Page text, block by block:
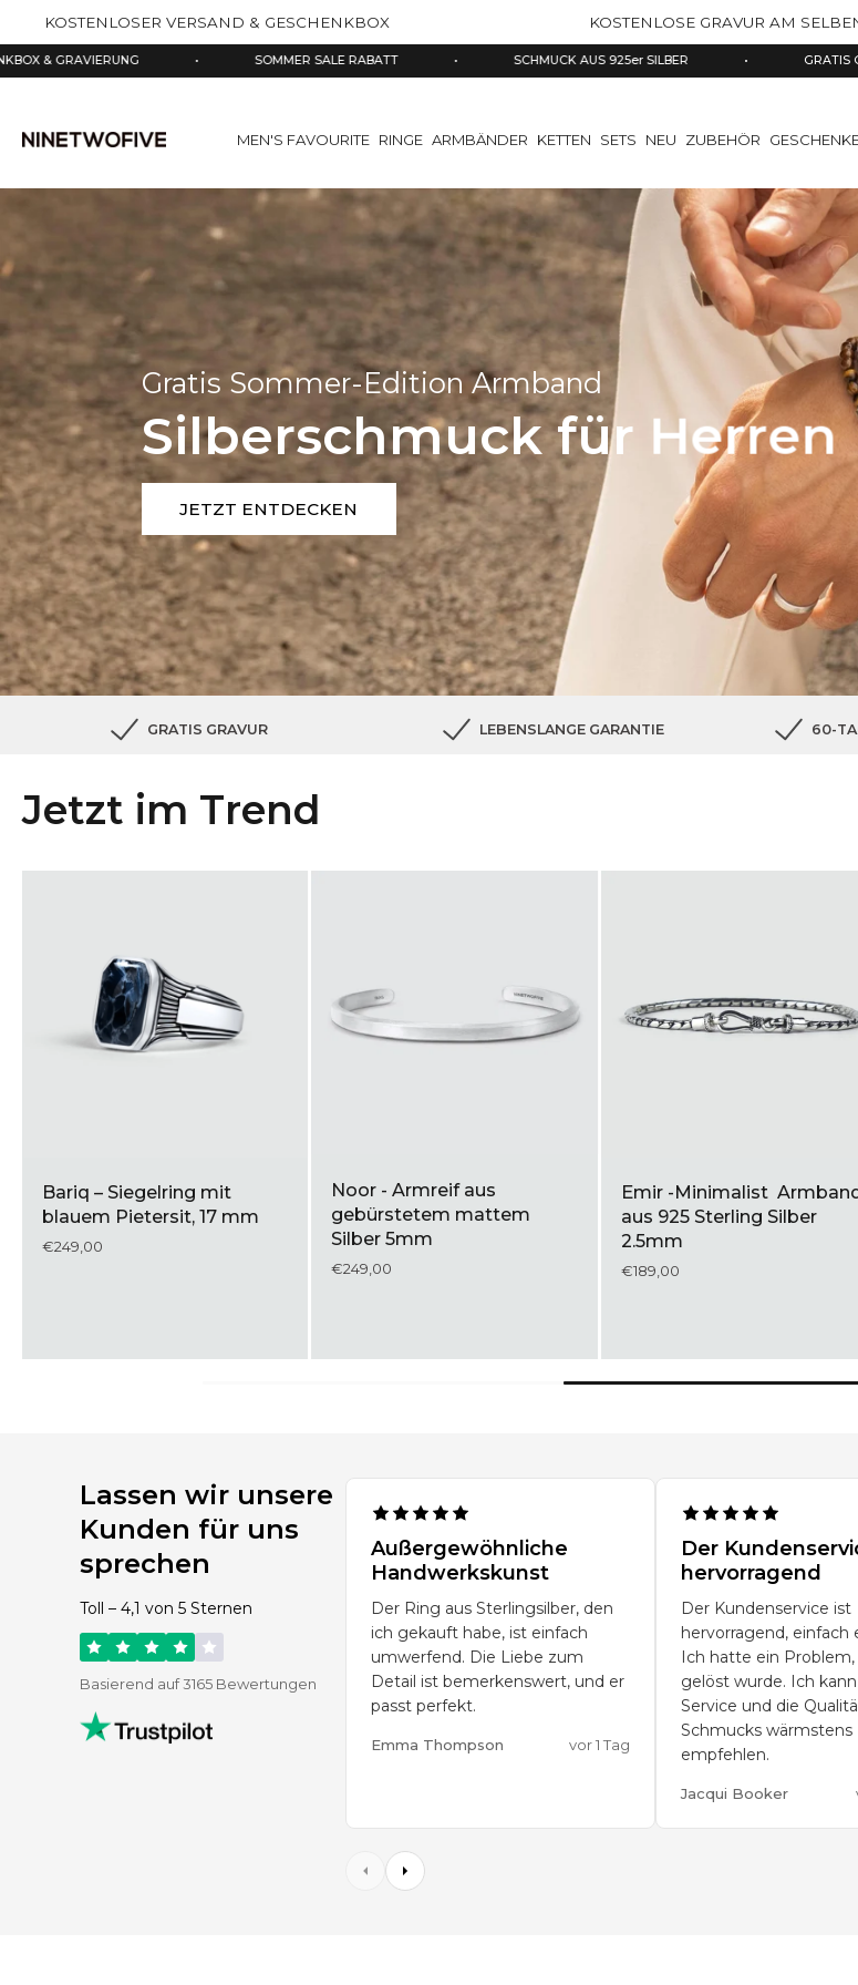
KOSTENLOSER VERSAND & GESCHENKBOX KOSTENLOSE GRAVUR AM
• SOMMER SALE RABATT • SCHMUCK AUS 925er SILBER • GRATIS GESCHENKBOX &
MEN'S FAVOURITE RINGE ARMBÄNDER KETTEN SETS NEU ZUBEHÖR
Gratis Sommer-Edition Armband
Silberschmuck für Herren
JETZT ENTDECKEN
GRATIS GRAVUR LEBENSLANGE GARANTIE 60-
Jetzt im Trend
Murtaza – Ägyptisches
Lotus-Armband aus Silber
im byzantinischen Stil, 7
Mirel – Authentisch :
Armband aus Authentisch
Leder mit 7 mm breiten
Elementen aus
Naim - Schwarzer Onyx
Siegelring 13mm
€199,00
Lassen wir unsere
Kunden für uns
sprechen
Toll – 4,1 von 5 Sternen
Basierend auf 3165 Bewertungen
Außergewöhnliche
Handwerkskunst
Der Ring aus Sterlingsilber, den
ich gekauft habe, ist einfach
umwerfend. Die Liebe zum
Detail ist bemerkenswert, und er
passt perfekt.
Emma Thompson vor 1 Tag
Der
hervorragend
Der Kundenservice ist
hervorragend, einfach
Ich hatte ein
gelöst wurde. Ich
Service und die
Schmucks wärmstens
empfehlen.
Jacqui Booker